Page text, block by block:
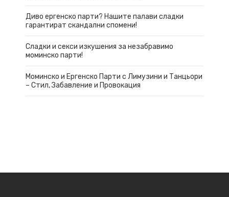
Диво ергенско парти? Нашите палави сладки
гарантират скандални спомени!
Сладки и секси изкушения за незабравимо
моминско парти!
Моминско и Ергенско Парти с Лимузини и Танцьори
– Стил, Забавление и Провокация